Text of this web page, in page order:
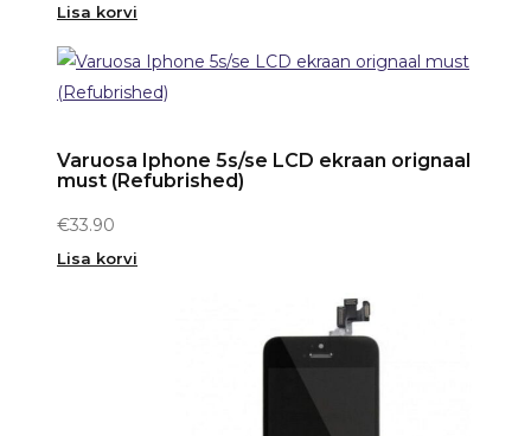
Lisa korvi
Varuosa Iphone 5s/se LCD ekraan orignaal
must (Refubrished)
€33.90
Lisa korvi